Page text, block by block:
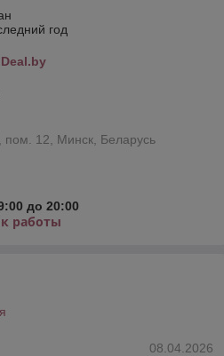
год
Deal.by
пом. 12, Минск, Беларусь
до 20:00
работы
08.04.2026